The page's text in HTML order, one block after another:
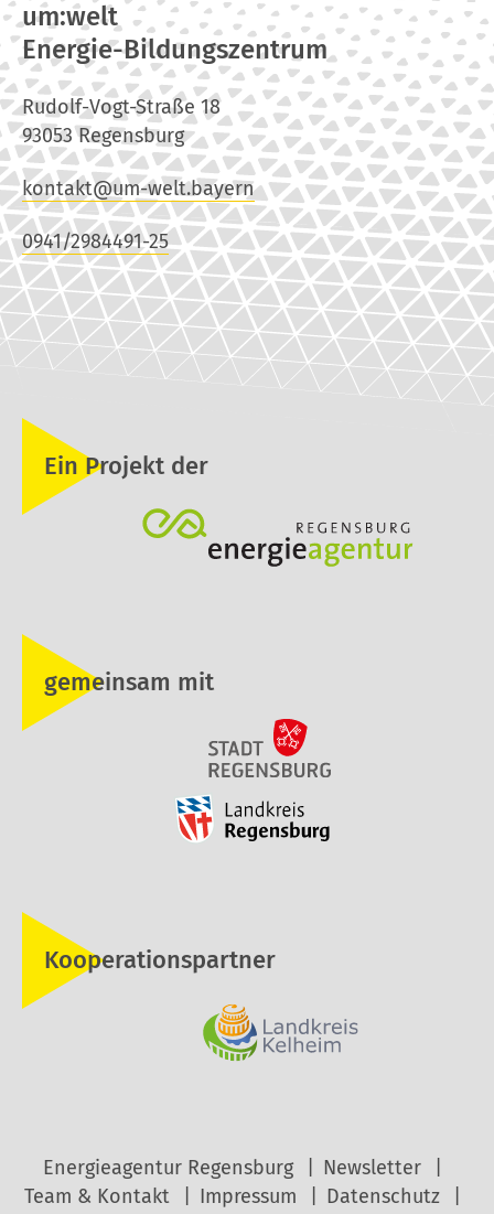
um:welt
Energie-Bildungszentrum
Rudolf-Vogt-Straße 18
93053 Regensburg
kontakt@um-welt.bayern
0941/2984491-25
Ein Projekt der
gemeinsam mit
Kooperationspartner
Energieagentur Regensburg
Newsletter
Team & Kontakt
Impressum
Datenschutz